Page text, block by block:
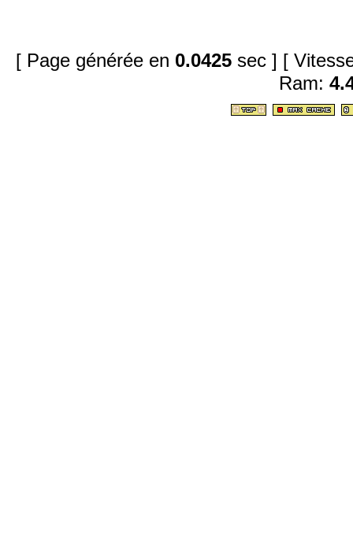
[ Page générée en 0.0425 sec ] [
Ram: